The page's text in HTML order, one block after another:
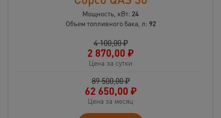
Мощность, кВт: 24
Объем топливного бака, л: 92
4 100,00 ₽
2 870,00 ₽
Цена за сутки
89 500,00 ₽
62 650,00 ₽
Цена за месяц